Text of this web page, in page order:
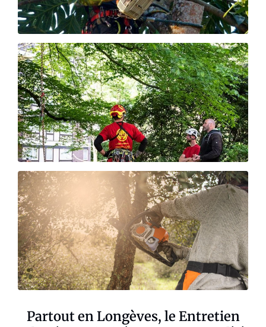
Partout en Longèves, le Entretien